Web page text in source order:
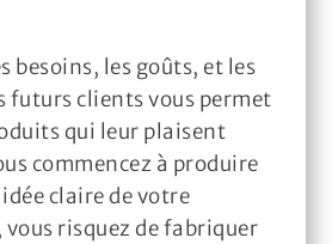
besoins, les goûts, et les
futurs clients vous permet
qui leur plaisent
commencez à produire
claire de votre
vous risquez de fabriquer